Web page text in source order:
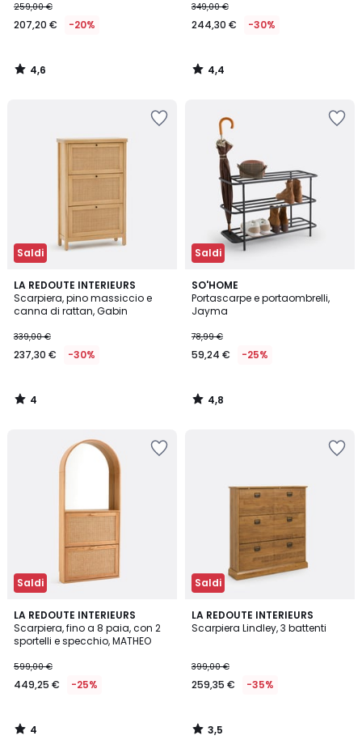
259,00 €
207,20 € -20%
4,6
/
349,00 €
244,30 € -30%
4,4
/
Saldi
LA REDOUTE INTERIEURS
Scarpiera, pino massiccio e
canna di rattan, Gabin
339,00 €
237,30 € -30%
4
/
5
4
/
Saldi
SO'HOME
Portascarpe e portaombrelli,
Jayma
78,99 €
59,24 € -25%
4,8
/ 5
4,8
/
Saldi
LA REDOUTE INTERIEURS
Scarpiera, fino a 8 paia, con 2
sportelli e specchio, MATHEO
599,00 €
449,25 € -25%
4
/
5
4
/
Saldi
LA REDOUTE INTERIEURS
Scarpiera Lindley, 3 battenti
399,00 €
259,35 € -35%
3,5
/ 5
3,5
/